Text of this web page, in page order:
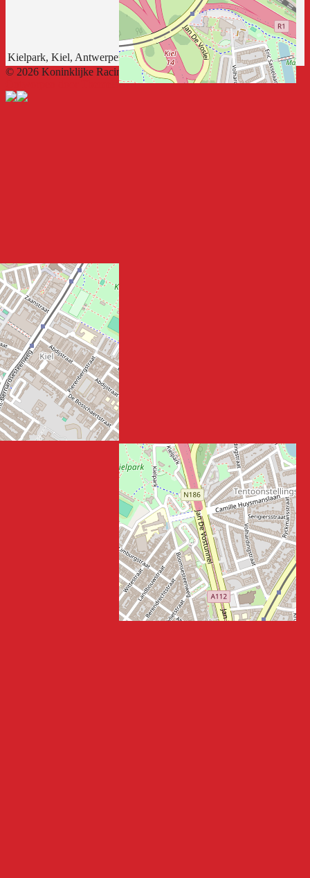
Kielpark, Kiel, Antwerpen, Vlaanderen, 2020, België
© 2026 Koninklijke Racing Kiel FC
Ontworpen door ThemeBoy